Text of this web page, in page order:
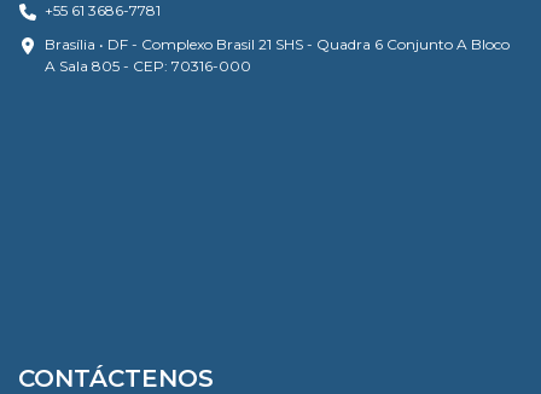
+55 61 3686-7781
Brasília • DF - Complexo Brasil 21 SHS - Quadra 6 Conjunto A Bloco
A Sala 805 - CEP: 70316-000
CONTÁCTENOS